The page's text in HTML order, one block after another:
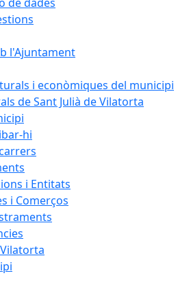
l'Ajuntament
i econòmiques del municipi
de Sant Julià de Vilatorta
hi
i Entitats
i Comerços